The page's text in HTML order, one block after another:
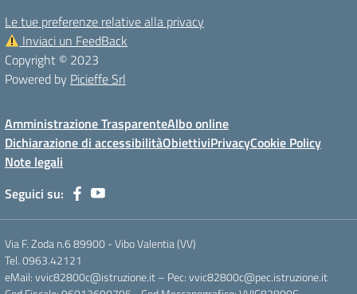
Le tue preferenze relative alla privacy
Inviaci un FeedBack
Copyright © 2023
Powered by Picieffe Srl
Amministrazione TrasparenteAlbo online
Dichiarazione di accessibilitàObiettiviPrivacyCookie Policy
Note legali
Seguici su:
Via F. Zoda n.6 89900 - Vibo Valentia (VV)
Tel. 0963.42121
eMail: vvic82800c@istruzione.it – Pec: vvic82800c@pec.istruzione.it